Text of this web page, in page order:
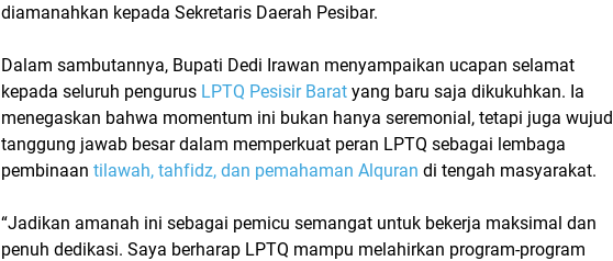
diamanahkan kepada Sekretaris Daerah Pesibar.
Dalam sambutannya, Bupati Dedi Irawan menyampaikan ucapan selamat
kepada seluruh pengurus LPTQ Pesisir Barat yang baru saja dikukuhkan. Ia
menegaskan bahwa momentum ini bukan hanya seremonial, tetapi juga wujud
tanggung jawab besar dalam memperkuat peran LPTQ sebagai lembaga
pembinaan tilawah, tahfidz, dan pemahaman Alquran di tengah masyarakat.
“Jadikan amanah ini sebagai pemicu semangat untuk bekerja maksimal dan
penuh dedikasi. Saya berharap LPTQ mampu melahirkan program-program